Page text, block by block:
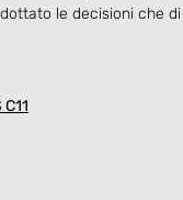
le decisioni che di